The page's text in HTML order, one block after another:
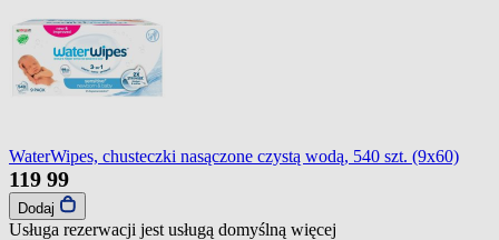
WaterWipes, chusteczki nasączone czystą wodą, 540 szt. (9x60)
119 99
Dodaj
Usługa rezerwacji jest usługą domyślną więcej